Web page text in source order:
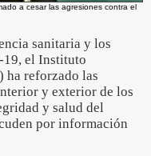
a cesar las agresiones contra el
sanitaria y los
19, el Instituto
ha reforzado las
y exterior de los
y salud del
por información